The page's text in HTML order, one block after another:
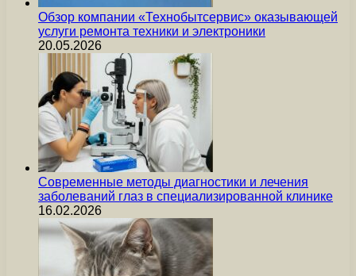
Обзор компании «Технобытсервис» оказывающей
услуги ремонта техники и электроники
20.05.2026
Современные методы диагностики и лечения
заболеваний глаз в специализированной клинике
16.02.2026